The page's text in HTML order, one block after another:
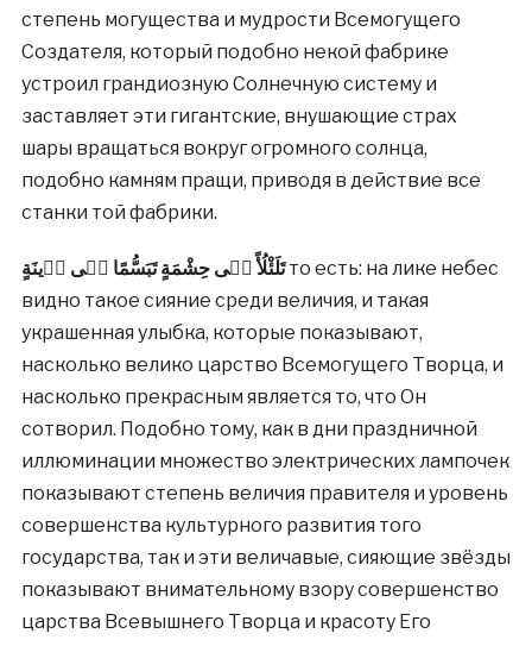
степень могущества и мудрости Всемогущего
Создателя, который подобно некой фабрике
устроил грандиозную Солнечную систему и
заставляет эти гигантские, внушающие страх
шары вращаться вокруг огромного солнца,
подобно камням пращи, приводя в действие все
станки той фабрики.
تَلَئْلُأً فٖى حِشْمَةٍ تَبَسُّمًا فٖى زٖينَةٍто есть: на лике небес
видно такое сияние среди величия, и такая
украшенная улыбка, которые показывают,
насколько велико царство Всемогущего Творца, и
насколько прекрасным является то, что Он
сотворил. Подобно тому, как в дни праздничной
иллюминации множество электрических лампочек
показывают степень величия правителя и уровень
совершенства культурного развития того
государства, так и эти величавые, сияющие звёзды
показывают внимательному взору совершенство
царства Всевышнего Творца и красоту Его